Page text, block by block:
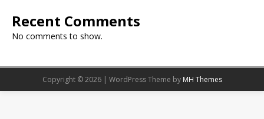
Recent Comments
No comments to show.
Copyright © 2026 | WordPress Theme by MH Themes